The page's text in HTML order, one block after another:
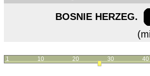
BOSNIE HERZEG.
1 10 20 30 40